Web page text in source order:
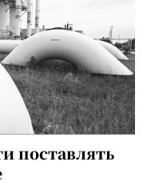
поставлять